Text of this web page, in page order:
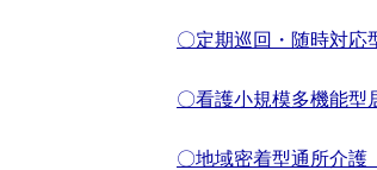
〇定期巡回・随時対応
〇看護小規模多機能型
〇地域密着型通所介護